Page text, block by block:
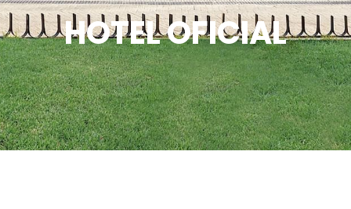
HOTEL OFICIAL